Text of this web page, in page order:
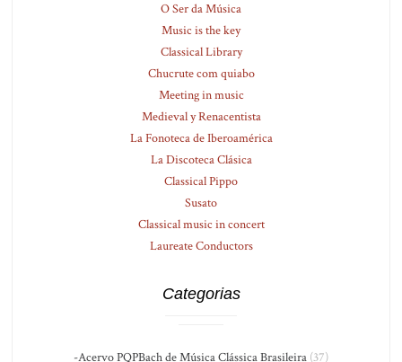
O Ser da Música
Music is the key
Classical Library
Chucrute com quiabo
Meeting in music
Medieval y Renacentista
La Fonoteca de Iberoamérica
La Discoteca Clásica
Classical Pippo
Susato
Classical music in concert
Laureate Conductors
Categorias
-Acervo PQPBach de Música Clássica Brasileira (37)